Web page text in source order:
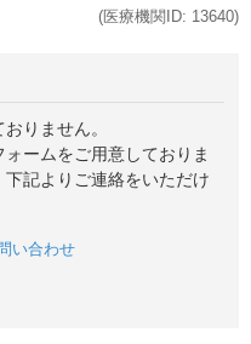
(医療機関ID: 13640)
りません。
ームをご用意しておりま
記よりご連絡をいただけ
い合わせ